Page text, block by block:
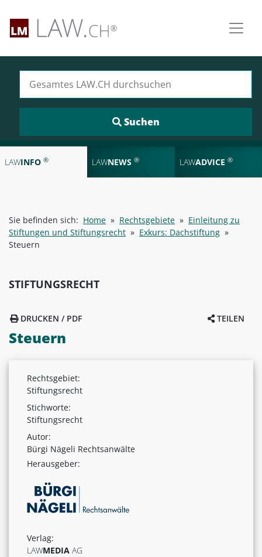
LAWINFO ® LAWNEWS ® LAWADVICE ®
Sie befinden sich: Home » Rechtsgebiete » Einleitung zu
Stiftungen und Stiftungsrecht » Exkurs: Dachstiftung »
Steuern
STIFTUNGSRECHT
TEILEN
DRUCKEN / PDF
Steuern
Rechtsgebiet:
Stiftungsrecht
Stichworte:
Stiftungsrecht
Autor:
Bürgi Nägeli Rechtsanwälte
Herausgeber:
Verlag:
LAWMEDIA AG